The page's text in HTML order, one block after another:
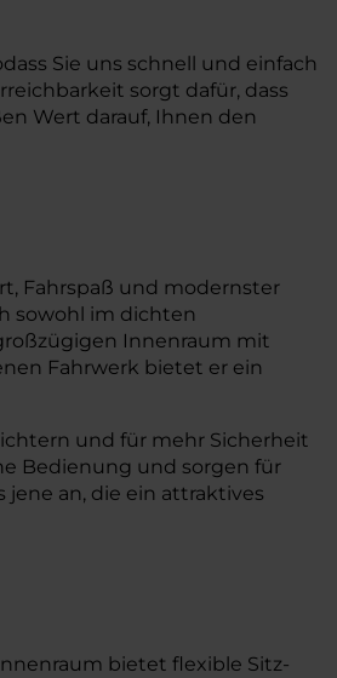
Sie uns schnell und einfach
sorgt dafür, dass
Wert darauf, Ihnen den
Fahrspaß und modernster
sowohl im dichten
Innenraum mit
Fahrwerk bietet er ein
und für mehr Sicherheit
Bedienung und sorgen für
an, die ein attraktives
bietet flexible Sitz-